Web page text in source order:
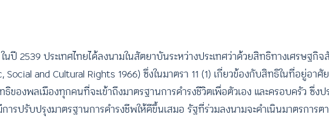
ปี 2539 ประเทศไทยได้ลงนามในสัตยาบันระหว่างประเทศว่าด้วยสิทธิทางเศรษฐกิ
and Cultural Rights 1966) ซึ่งในมาตรา 11 (1) เกี่ยวข้องกับสิทธิในที่อยู่อาศั
ของพลเมืองทุกคนที่จะเข้าถึงมาตรฐานการดำรงชีวิตเพื่อตัวเอง และครอบครัว ซึ่ง
การปรับปรุงมาตรฐานการดำรงชีพให้ดีขึ้นเสมอ รัฐที่ร่วมลงนามจะดำเนินมาตรการ